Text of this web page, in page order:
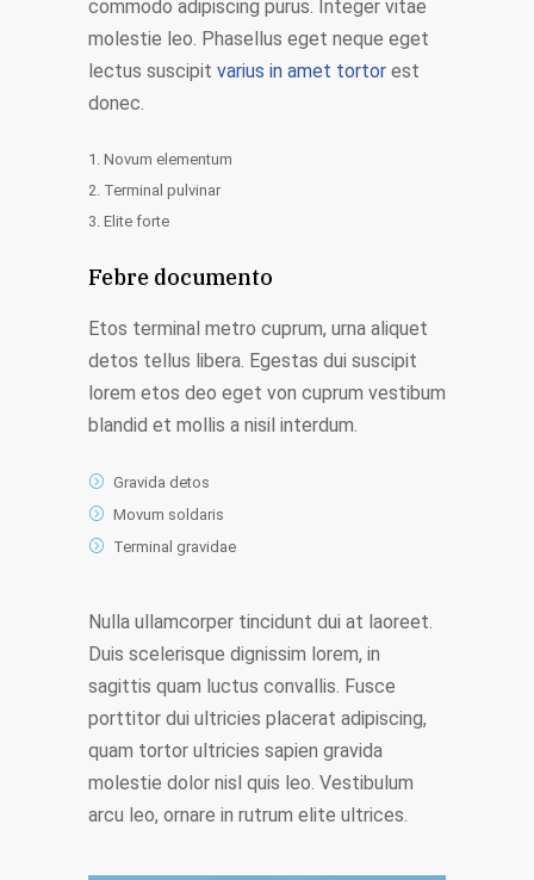
commodo adipiscing purus. Integer vitae
molestie leo. Phasellus eget neque eget
lectus suscipit varius in amet tortor est
donec.
Novum elementum
Terminal pulvinar
Elite forte
Febre documento
Etos terminal metro cuprum, urna aliquet
detos tellus libera. Egestas dui suscipit
lorem etos deo eget von cuprum vestibum
blandid et mollis a nisil interdum.
Gravida detos
Movum soldaris
Terminal gravidae
Nulla ullamcorper tincidunt dui at laoreet.
Duis scelerisque dignissim lorem, in
sagittis quam luctus convallis. Fusce
porttitor dui ultricies placerat adipiscing,
quam tortor ultricies sapien gravida
molestie dolor nisl quis leo. Vestibulum
arcu leo, ornare in rutrum elite ultrices.